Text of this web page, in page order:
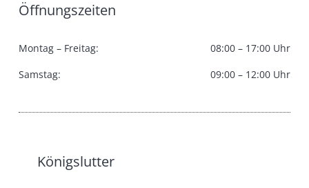
Öffnungszeiten
Montag – Freitag:
08:00 – 17:00 Uhr
Samstag:
09:00 – 12:00 Uhr
Königslutter